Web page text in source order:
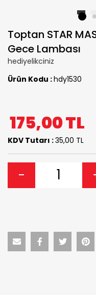
2
Toptan STAR
Gece Lambası
hediyelikciniz
Ürün Kodu :hdy1530
175,00TL
KDV Tutarı :35,00 TL
-